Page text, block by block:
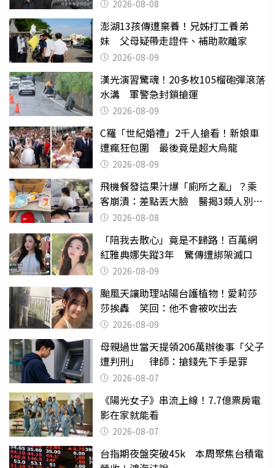
2026-08-08
澎湖13孩傳遭棄養！兄姊打工養弟
妹 父母疑帶走證件、補助款離家
2026-08-09
漢光演習驚魂！20多枚105榴砲彈滾落
水溝 軍警急封鎖搶運
2026-08-09
C羅「世紀婚禮」2千人搶看！新娘車
遭瘋狂包圍 最後竟是超大烏龍
2026-08-09
飛機餐發這果汁爆「廁所之亂」？乘
客崩潰：差點丟大臉 醫揭3類人別亂
喝 2026-08-08
「陪我去散心」竟是不歸路！百萬網
紅雅典娜失蹤3年 驚傳遭綁架滅口
2026-08-09
颱風天讓助理站陽台護植物！愛莉莎
莎挨轟 笑回：他不會被吹出去
2026-08-09
母親過世當天提領206萬辦後事「父子
遭判刑」 律師：搶錢先下手是罪
2026-08-07
《陽光女子》串流上線！7.7億票房電
影在家就能看
2026-08-07
台指期夜盤突破45k 本周聚焦台積電